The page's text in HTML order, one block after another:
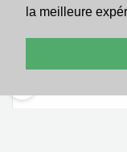
la meilleure
Texte de
Copyright
Reproduit